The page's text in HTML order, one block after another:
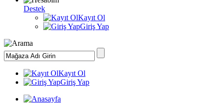
Destek
Kayıt Ol
Giriş Yap
Kayıt Ol
Giriş Yap